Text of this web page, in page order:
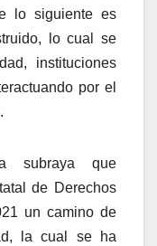
lo siguiente es
lo cual se
instituciones
por el
subraya que
de Derechos
un camino de
la cual se ha